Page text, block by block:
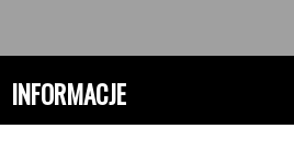
INFORMACJE